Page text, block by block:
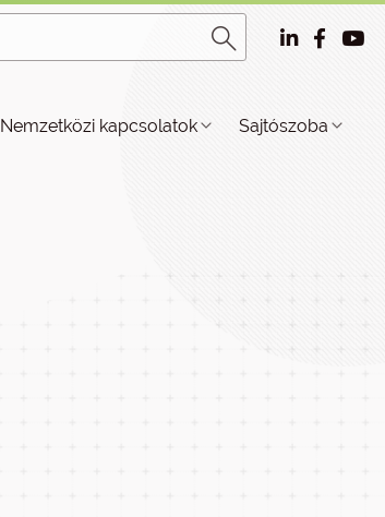
Nemzetközi kapcsolatok Sajtószoba